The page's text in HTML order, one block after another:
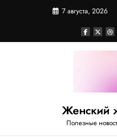
7 августа, 2026
Женский
Полезные